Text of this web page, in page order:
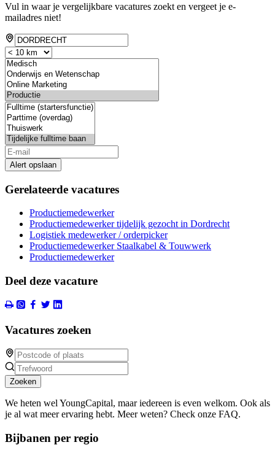
Vul in waar je vergelijkbare vacatures zoekt en vergeet je e-
mailadres niet!
Alert opslaan
Gerelateerde vacatures
Productiemedewerker
Productiemedewerker tijdelijk gezocht in Dordrecht
Logistiek medewerker / orderpicker
Productiemedewerker Staalkabel & Touwwerk
Productiemedewerker
Deel deze vacature
Vacatures zoeken
Zoeken
We heten wel YoungCapital, maar iedereen is even welkom. Ook als
je al wat meer ervaring hebt. Meer weten? Check onze FAQ.
Bijbanen per regio